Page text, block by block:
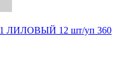
ЛИЛОВЫЙ 12 шт/уп 360